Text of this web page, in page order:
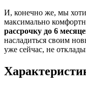
И, конечно же, мы
максимально
рассрочку до 6
насладиться своим
уже сейчас, не